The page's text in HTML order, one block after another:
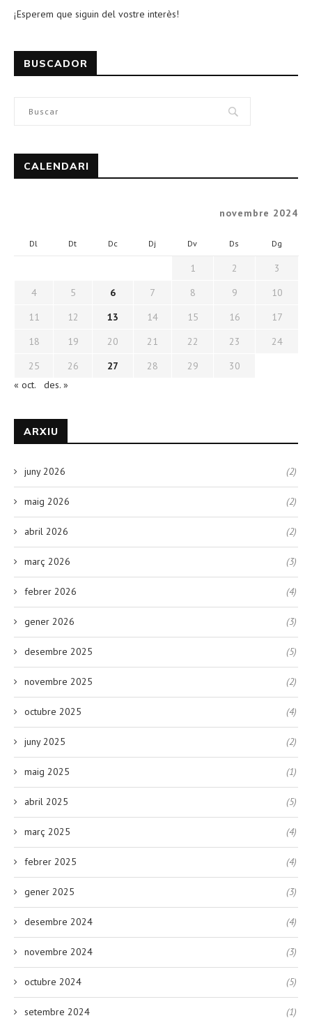
¡Esperem que siguin del vostre interès!
BUSCADOR
CALENDARI
novembre 2024
Dl Dt Dc Dj Dv Ds Dg
1 2
3
4
5 6 7 8 9
10
11
12 13 14 15 16
17
18
19 20 21 22 23
24
25
26 27 28 29
30
« oct.
des. »
ARXIU
juny 2026 (2)
maig 2026 (2)
abril 2026 (2)
març 2026 (3)
febrer 2026 (4)
gener 2026 (3)
desembre 2025 (5)
novembre 2025 (2)
octubre 2025 (4)
juny 2025 (2)
maig 2025 (1)
abril 2025 (5)
març 2025 (4)
febrer 2025 (4)
gener 2025 (3)
desembre 2024 (4)
novembre 2024 (3)
octubre 2024 (5)
setembre 2024 (1)